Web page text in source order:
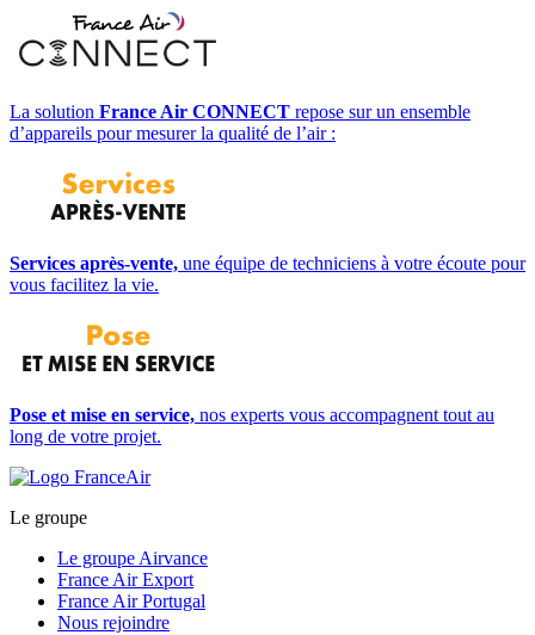
La solution France Air CONNECT repose sur un ensemble
d’appareils pour mesurer la qualité de l’air :
Services après-vente, une équipe de techniciens à votre écoute pour
vous facilitez la vie.
Pose et mise en service, nos experts vous accompagnent tout au
long de votre projet.
Le groupe
Le groupe Airvance
France Air Export
France Air Portugal
Nous rejoindre